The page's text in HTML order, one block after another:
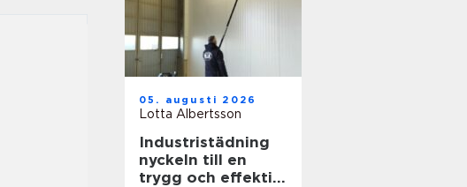
05. augusti 2026
Lotta Albertsson
Industristädning
nyckeln till en
trygg och effektiv